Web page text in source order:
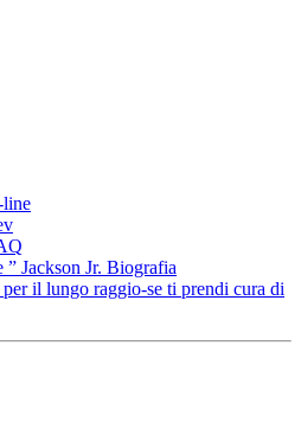
line
” Jackson Jr. Biografia
il lungo raggio-se ti prendi cura di